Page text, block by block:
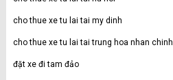
cho thue xe tu lai tai my dinh
cho thue xe tu lai tai trung hoa nhan chinh
đặt xe đi tam đảo